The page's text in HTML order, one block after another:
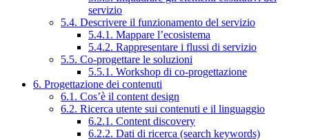
servizio
5.4. Descrivere il funzionamento del servizio
5.4.1. Mappare l’ecosistema
5.4.2. Rappresentare i flussi di servizio
5.5. Co-progettare le soluzioni
5.5.1. Workshop di co-progettazione
6. Progettazione dei contenuti
6.1. Cos’è il content design
6.2. Ricerca utente sui contenuti e il linguaggio
6.2.1. Content discovery
6.2.2. Dati di ricerca (search keywords)